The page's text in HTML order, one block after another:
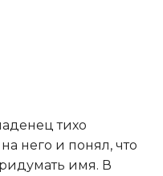
тихо
него и понял, что
имя. В